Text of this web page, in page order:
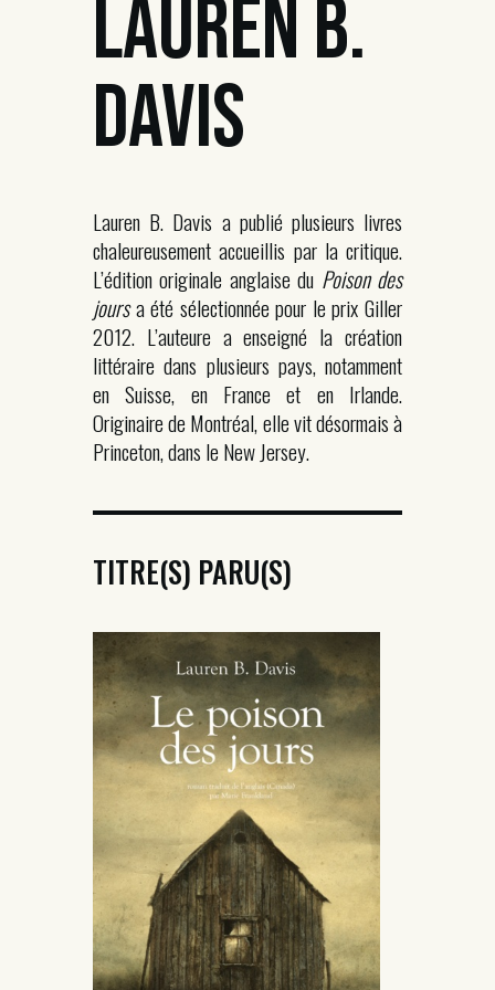
LAUREN B.
DAVIS
Lauren B. Davis a publié plusieurs livres
chaleureusement accueillis par la critique.
L’édition originale anglaise du Poison des
joursa été sélectionnée pour le prix Giller
2012. L’auteure a enseigné la création
littéraire dans plusieurs pays, notamment
en Suisse, en France et en Irlande.
Originaire de Montréal, elle vit désormais à
Princeton, dans le New Jersey.
TITRE(S) PARU(S)